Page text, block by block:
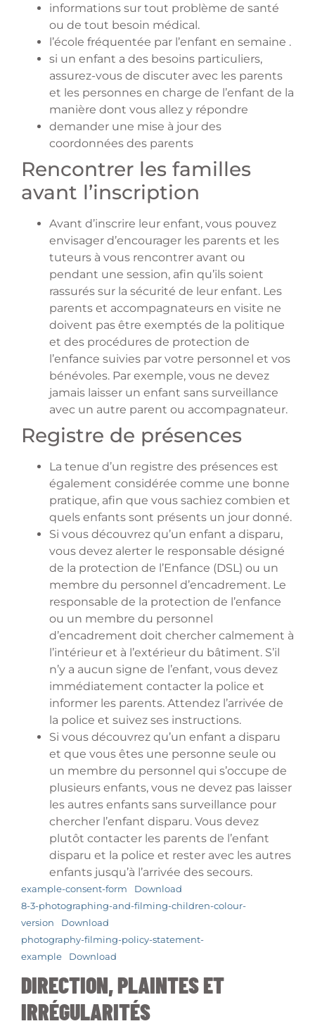
informations sur tout problème de santé
ou de tout besoin médical.
l’école fréquentée par l’enfant en semaine .
si un enfant a des besoins particuliers,
assurez-vous de discuter avec les parents
et les personnes en charge de l’enfant de la
manière dont vous allez y répondre
demander une mise à jour des
coordonnées des parents
Rencontrer les familles
avant l’inscription
Avant d’inscrire leur enfant, vous pouvez
envisager d’encourager les parents et les
tuteurs à vous rencontrer avant ou
pendant une session, afin qu’ils soient
rassurés sur la sécurité de leur enfant. Les
parents et accompagnateurs en visite ne
doivent pas être exemptés de la politique
et des procédures de protection de
l’enfance suivies par votre personnel et vos
bénévoles. Par exemple, vous ne devez
jamais laisser un enfant sans surveillance
avec un autre parent ou accompagnateur.
Registre de présences
La tenue d’un registre des présences est
également considérée comme une bonne
pratique, afin que vous sachiez combien et
quels enfants sont présents un jour donné.
Si vous découvrez qu’un enfant a disparu,
vous devez alerter le responsable désigné
de la protection de l’Enfance (DSL) ou un
membre du personnel d’encadrement. Le
responsable de la protection de l’enfance
ou un membre du personnel
d’encadrement doit chercher calmement à
l’intérieur et à l’extérieur du bâtiment. S’il
n’y a aucun signe de l’enfant, vous devez
immédiatement contacter la police et
informer les parents. Attendez l’arrivée de
la police et suivez ses instructions.
Si vous découvrez qu’un enfant a disparu
et que vous êtes une personne seule ou
un membre du personnel qui s’occupe de
plusieurs enfants, vous ne devez pas laisser
les autres enfants sans surveillance pour
chercher l’enfant disparu. Vous devez
plutôt contacter les parents de l’enfant
disparu et la police et rester avec les autres
enfants jusqu’à l’arrivée des secours.
example-consent-form
Download
8-3-photographing-and-filming-children-colour-
version
Download
photography-filming-policy-statement-
example
Download
DIRECTION, PLAINTES ET
IRRÉGULARITÉS